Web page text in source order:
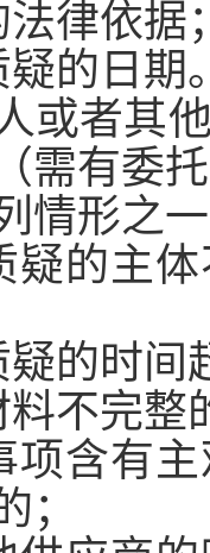
法律依据
疑的日期
或者其
需有委
情形之
疑的主
疑的时间
料不完整
项含有
；